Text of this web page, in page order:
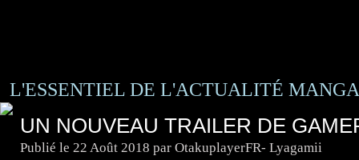
L'ESSENTIEL DE L'ACTUALITÉ
UN NOUVEAU TRAILER DE
Publié le 22 Août 2018 par OtakuplayerFR- Lyagamii